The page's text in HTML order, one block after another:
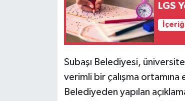
LGS
Subaşı Belediyesi,
verimli bir çalışma
Belediyeden yapılan